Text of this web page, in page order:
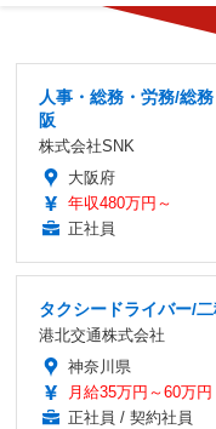
人事・総務・労務/総
阪
株式会社SNK
大阪府
年収480万円～
正社員
タクシードライバー/
港北交通株式会社
神奈川県
月給35万円～60万円
正社員 / 契約社員